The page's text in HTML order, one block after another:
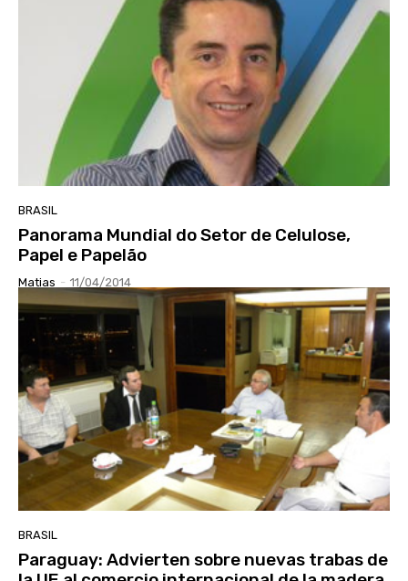
BRASIL
Panorama Mundial do Setor de Celulose,
Papel e Papelão
Matias - 11/04/2014
BRASIL
Paraguay: Advierten sobre nuevas trabas de